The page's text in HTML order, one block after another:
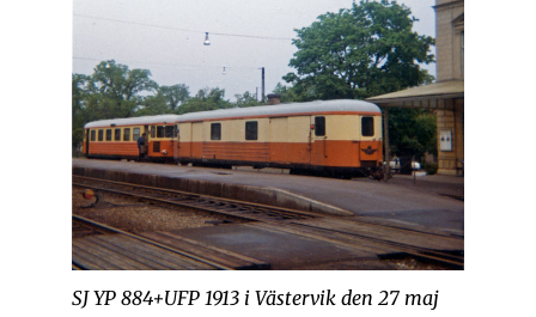
SJ YP 884+UFP 1913 i Västervik den 27 maj